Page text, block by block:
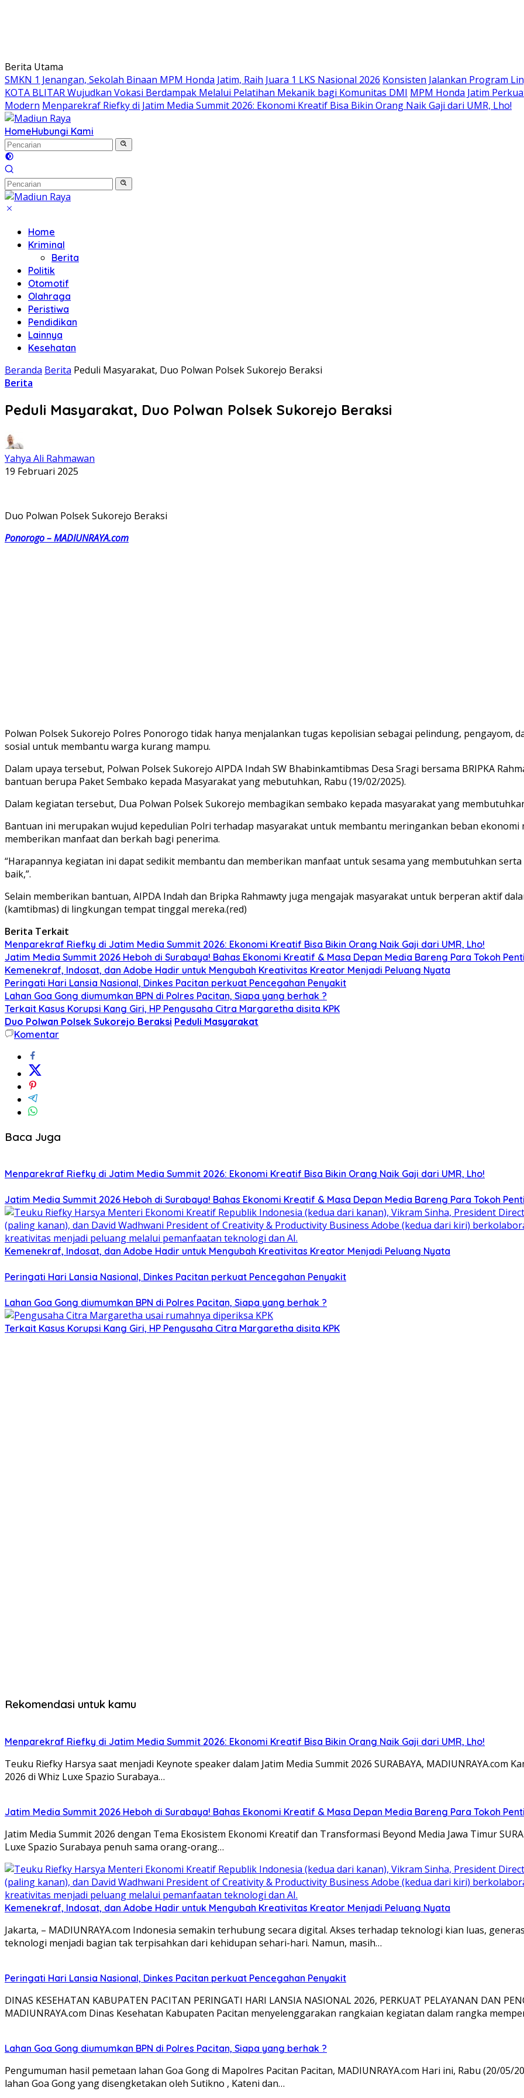
Berita Utama
SMKN 1 Jenangan, Sekolah Binaan MPM Honda Jatim, Raih Juara 1 LKS Nasional 2026 Konsisten Jalankan Program
KOTA BLITAR Wujudkan Vokasi Berdampak Melalui Pelatihan Mekanik bagi Komunitas DMI MPM Honda Jatim
Modern Menparekraf Riefky di Jatim Media Summit 2026: Ekonomi Kreatif Bisa Bikin Orang Naik Gaji dari UMR, Lho!
HomeHubungi Kami
Home
Kriminal
Berita
Politik
Otomotif
Olahraga
Peristiwa
Pendidikan
Lainnya
Kesehatan
Beranda Berita Peduli Masyarakat, Duo Polwan Polsek Sukorejo Beraksi
Berita
Peduli Masyarakat, Duo Polwan Polsek Sukorejo Beraksi
Yahya Ali Rahmawan
19 Februari 2025
Duo Polwan Polsek Sukorejo Beraksi
Ponorogo – MADIUNRAYA.com
Polwan Polsek Sukorejo Polres Ponorogo tidak hanya menjalankan tugas kepolisian sebagai pelindung, pengayom,
sosial untuk membantu warga kurang mampu.
Dalam upaya tersebut, Polwan Polsek Sukorejo AIPDA Indah SW Bhabinkamtibmas Desa Sragi bersama BRIPKA
bantuan berupa Paket Sembako kepada Masyarakat yang mebutuhkan, Rabu (19/02/2025).
Dalam kegiatan tersebut, Dua Polwan Polsek Sukorejo membagikan sembako kepada masyarakat yang
Bantuan ini merupakan wujud kepedulian Polri terhadap masyarakat untuk membantu meringankan beban ekonomi
memberikan manfaat dan berkah bagi penerima.
“Harapannya kegiatan ini dapat sedikit membantu dan memberikan manfaat untuk sesama yang membutuhkan
baik,”.
Selain memberikan bantuan, AIPDA Indah dan Bripka Rahmawty juga mengajak masyarakat untuk berperan aktif
(kamtibmas) di lingkungan tempat tinggal mereka.(red)
Berita Terkait
Menparekraf Riefky di Jatim Media Summit 2026: Ekonomi Kreatif Bisa Bikin Orang Naik Gaji dari UMR, Lho!
Jatim Media Summit 2026 Heboh di Surabaya! Bahas Ekonomi Kreatif & Masa Depan Media Bareng Para Tokoh
Kemenekraf, Indosat, dan Adobe Hadir untuk Mengubah Kreativitas Kreator Menjadi Peluang Nyata
Peringati Hari Lansia Nasional, Dinkes Pacitan perkuat Pencegahan Penyakit
Lahan Goa Gong diumumkan BPN di Polres Pacitan, Siapa yang berhak ?
Terkait Kasus Korupsi Kang Giri, HP Pengusaha Citra Margaretha disita KPK
Duo Polwan Polsek Sukorejo Beraksi Peduli Masyarakat
Komentar
Baca Juga
Menparekraf Riefky di Jatim Media Summit 2026: Ekonomi Kreatif Bisa Bikin Orang Naik Gaji dari UMR, Lho!
Jatim Media Summit 2026 Heboh di Surabaya! Bahas Ekonomi Kreatif & Masa Depan Media Bareng Para Tokoh
Kemenekraf, Indosat, dan Adobe Hadir untuk Mengubah Kreativitas Kreator Menjadi Peluang Nyata
Peringati Hari Lansia Nasional, Dinkes Pacitan perkuat Pencegahan Penyakit
Lahan Goa Gong diumumkan BPN di Polres Pacitan, Siapa yang berhak ?
Terkait Kasus Korupsi Kang Giri, HP Pengusaha Citra Margaretha disita KPK
Rekomendasi untuk kamu
Menparekraf Riefky di Jatim Media Summit 2026: Ekonomi Kreatif Bisa Bikin Orang Naik Gaji dari UMR, Lho!
Teuku Riefky Harsya saat menjadi Keynote speaker dalam Jatim Media Summit 2026 SURABAYA, MADIUNRAYA.com
2026 di Whiz Luxe Spazio Surabaya…
Jatim Media Summit 2026 Heboh di Surabaya! Bahas Ekonomi Kreatif & Masa Depan Media Bareng Para Tokoh
Jatim Media Summit 2026 dengan Tema Ekosistem Ekonomi Kreatif dan Transformasi Beyond Media Jawa Timur
Luxe Spazio Surabaya penuh sama orang-orang…
Kemenekraf, Indosat, dan Adobe Hadir untuk Mengubah Kreativitas Kreator Menjadi Peluang Nyata
Jakarta, – MADIUNRAYA.com Indonesia semakin terhubung secara digital. Akses terhadap teknologi kian luas,
teknologi menjadi bagian tak terpisahkan dari kehidupan sehari-hari. Namun, masih…
Peringati Hari Lansia Nasional, Dinkes Pacitan perkuat Pencegahan Penyakit
DINAS KESEHATAN KABUPATEN PACITAN PERINGATI HARI LANSIA NASIONAL 2026, PERKUAT PELAYANAN DAN
MADIUNRAYA.com Dinas Kesehatan Kabupaten Pacitan menyelenggarakan rangkaian kegiatan dalam rangka
Lahan Goa Gong diumumkan BPN di Polres Pacitan, Siapa yang berhak ?
Pengumuman hasil pemetaan lahan Goa Gong di Mapolres Pacitan Pacitan, MADIUNRAYA.com Hari ini, Rabu (20/05/
lahan Goa Gong yang disengketakan oleh Sutikno , Kateni dan…